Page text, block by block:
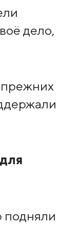
дело,
прежних
подняли